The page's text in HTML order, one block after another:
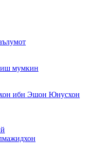
мумкин
ибн Эшон Юнусхон